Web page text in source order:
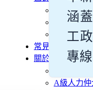
「3分鐘
巴氏量表
多元免評
常見問題
關於我們
A級人力仲
涵
工
專